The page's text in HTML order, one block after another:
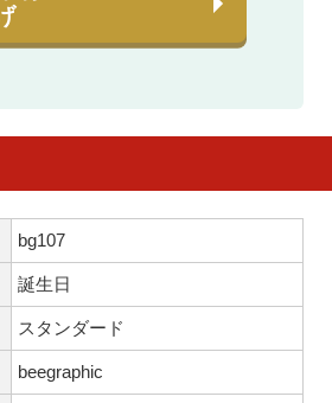
bg107
誕生日
スタンダード
beegraphic